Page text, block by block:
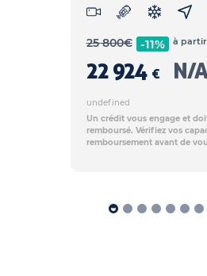
25 800€ -11%
22 924 €
à
N/A
undefined
Un crédit vous engage et
remboursé. Vérifiez vos
remboursement avant de